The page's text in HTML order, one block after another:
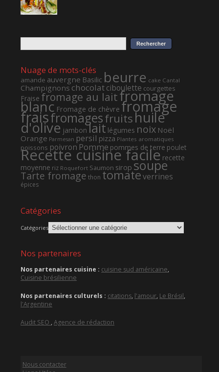
Nuage de mots-clés
amande auvergne Basilic beurre cake Cantal
Champignonschocolatciboulette courgettes
Fraise fromage au laitfromage
blanc Fromage de chèvre fromage
fraisfromagesfruitshuile
d'olive jambon lait légumes noix Noël
Orange Parmesan persil pizza Plantes aromatiques
poissons poivron Pomme pommes de terre poulet
Recette cuisine facile recette
moyenne riz Roquefort Saumon sirop soupe
Tarte fromage thon tomateverrines
épices
Catégories
Catégories
Nos partenaires
Nos partenaires cuisine : cuisine sud américaine,
Cuisine brésilienne
Nos partenaires culturels : citations, l'amour, Le Brésil,
l'Argentine
Audit SEO ,Agence de rédaction
Nous contacter